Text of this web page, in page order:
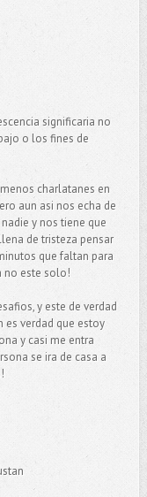
significaria no
o los fines de
charlatanes en
aun asi nos echa de
y nos tiene que
de tristeza pensar
que faltan para
no este solo!
y este de verdad
es verdad que estoy
y casi me entra
se ira de casa a